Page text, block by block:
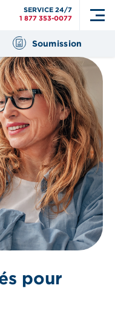
SERVICE 24/7
1 877 353-0077
Soumission
pour